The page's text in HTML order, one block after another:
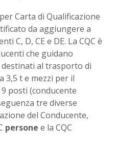
Carta di Qualificazione
da aggiungere a
C, D, CE e DE. La CQC è
che guidano
destinati al trasporto di
3,5 t e mezzi per il
posti (conducente
tre diverse
del Conducente,
persone e la CQC